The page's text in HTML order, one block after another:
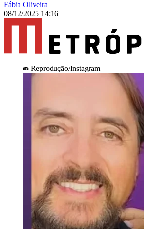
Fábia Oliveira
08/12/2025 14:16
Reprodução/Instagram